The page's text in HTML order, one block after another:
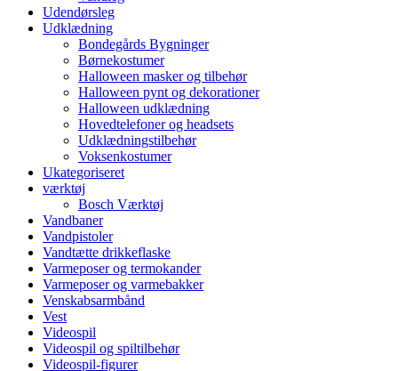
Udendørsleg
Udklædning
Bondegårds Bygninger
Børnekostumer
Halloween masker og tilbehør
Halloween pynt og dekorationer
Halloween udklædning
Hovedtelefoner og headsets
Udklædningstilbehør
Voksenkostumer
Ukategoriseret
værktøj
Bosch Værktøj
Vandbaner
Vandpistoler
Vandtætte drikkeflaske
Varmeposer og termokander
Varmeposer og varmebakker
Venskabsarmbånd
Vest
Videospil
Videospil og spiltilbehør
Videospil-figurer